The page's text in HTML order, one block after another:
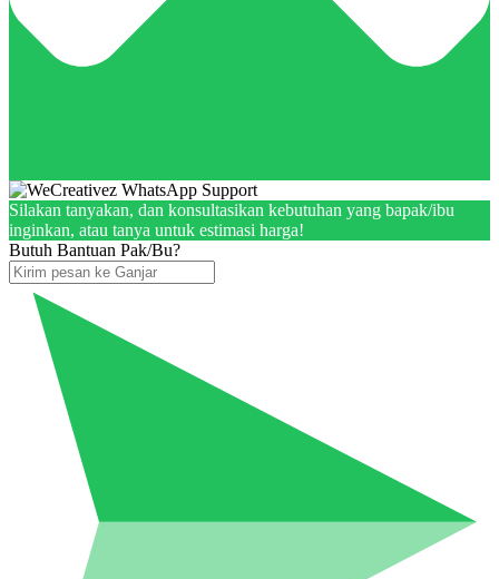
Silakan tanyakan, dan konsultasikan kebutuhan yang bapak/ibu
inginkan, atau tanya untuk estimasi harga!
Butuh Bantuan Pak/Bu?